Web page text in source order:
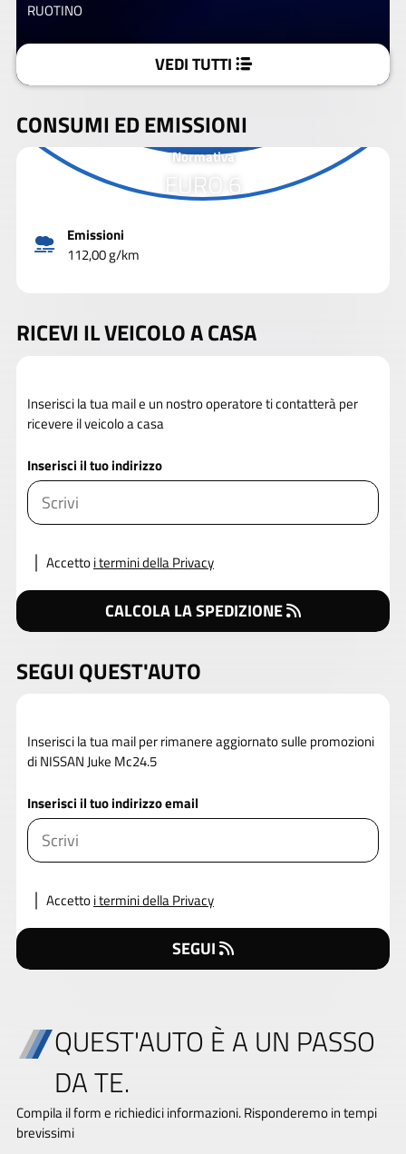
RUOTINO
VEDI TUTTI
CONSUMI ED EMISSIONI
Normativa
EURO 6
Emissioni
112,00 g/km
RICEVI IL VEICOLO A CASA
Inserisci la tua mail e un nostro operatore ti contatterà per
ricevere il veicolo a casa
Inserisci il tuo indirizzo
Accettoi termini della Privacy
CALCOLA LA SPEDIZIONE
SEGUI QUEST'AUTO
Inserisci la tua mail per rimanere aggiornato sulle promozioni
di NISSAN Juke Mc24.5
Inserisci il tuo indirizzo email
Accettoi termini della Privacy
SEGUI
QUEST'AUTO È A UN PASSO
DA TE.
Compila il form e richiedici informazioni. Risponderemo in tempi
brevissimi